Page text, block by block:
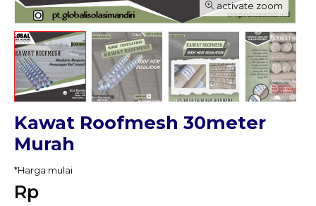
activate zoom
Kawat Roofmesh 30meter
Murah
*Harga mulai
Rp